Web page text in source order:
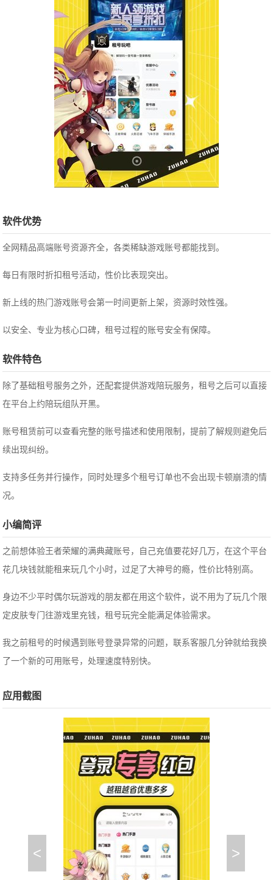
软件优势
全网精品高端账号资源齐全，各类稀缺游戏账号都能找到。
每日有限时折扣租号活动，性价比表现突出。
新上线的热门游戏账号会第一时间更新上架，资源时效性强。
以安全、专业为核心口碑，租号过程的账号安全有保障。
软件特色
除了基础租号服务之外，还配套提供游戏陪玩服务，租号之后可以直接
在平台上约陪玩组队开黑。
账号租赁前可以查看完整的账号描述和使用限制，提前了解规则避免后
续出现纠纷。
支持多任务并行操作，同时处理多个租号订单也不会出现卡顿崩溃的情
况。
小编简评
之前想体验王者荣耀的满典藏账号，自己充值要花好几万，在这个平台
花几块钱就能租来玩几个小时，过足了大神号的瘾，性价比特别高。
身边不少平时偶尔玩游戏的朋友都在用这个软件，说不用为了玩几个限
定皮肤专门往游戏里充钱，租号玩完全能满足体验需求。
我之前租号的时候遇到账号登录异常的问题，联系客服几分钟就给我换
了一个新的可用账号，处理速度特别快。
应用截图
< >